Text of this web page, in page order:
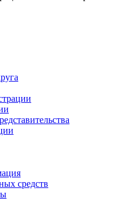
средств